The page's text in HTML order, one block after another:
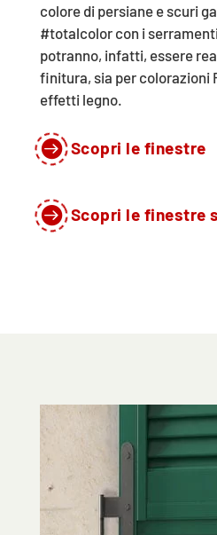
RAL 7001
Opaco
colore di persiane e scuri
#totalcolor con i
potranno, infatti, essere
finitura, sia per colorazioni
effetti legno.
 Scopri le finestre
 Scopri le finestre